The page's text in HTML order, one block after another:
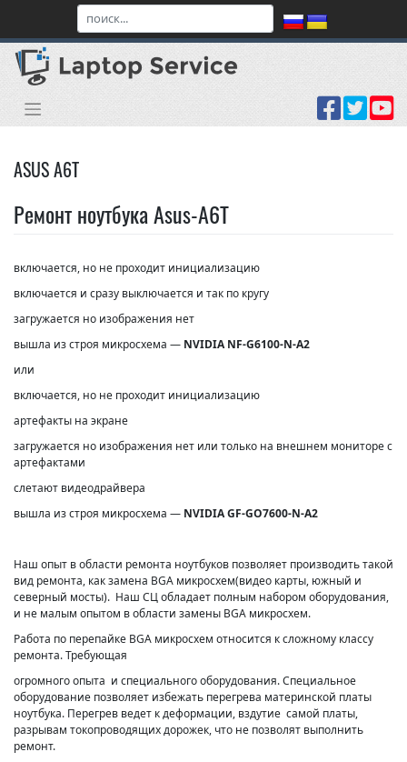
content
ASUS A6T
Ремонт ноутбука Asus-A6T
включается, но не проходит инициализацию
включается и сразу выключается и так по кругу
загружается но изображения нет
вышла из строя микросхема — NVIDIA NF-G6100-N-A2
или
включается, но не проходит инициализацию
артефакты на экране
загружается но изображения нет или только на внешнем мониторе с
артефактами
слетают видеодрайвера
вышла из строя микросхема — NVIDIA GF-GO7600-N-A2
Наш опыт в области ремонта ноутбуков позволяет производить такой
вид ремонта, как замена BGA микросхем(видео карты, южный и
северный мосты). Наш СЦ обладает полным набором оборудования,
и не малым опытом в области замены BGA микросхем.
Работа по перепайке BGA микросхем относится к сложному классу
ремонта. Требующая
огромного опыта и специального оборудования. Специальное
оборудование позволяет избежать перегрева материнской платы
ноутбука. Перегрев ведет к деформации, вздутие самой платы,
разрывам токопроводящих дорожек, что не позволят выполнить
ремонт.